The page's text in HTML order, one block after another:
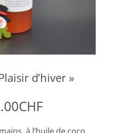
d’hiver »
CHF